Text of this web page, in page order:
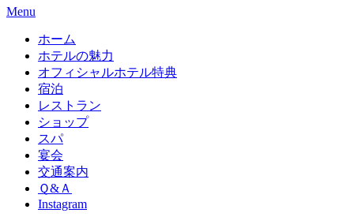
Menu
ホーム
ホテルの魅力
オフィシャルホテル特典
宿泊
レストラン
ショップ
スパ
宴会
交通案内
Ｑ&Ａ
Instagram